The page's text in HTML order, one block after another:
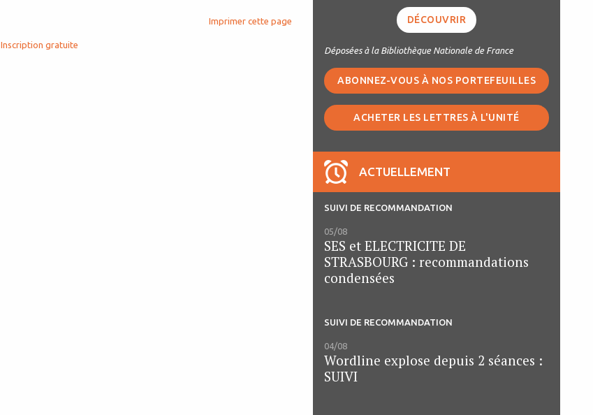
Imprimer cette page
Inscription gratuite
DÉCOUVRIR
Déposées à la Bibliothèque Nationale de France
ABONNEZ-VOUS À NOS PORTEFEUILLES
ACHETER LES LETTRES À L'UNITÉ
ACTUELLEMENT
SUIVI DE RECOMMANDATION
05/08
SES et ELECTRICITE DE
STRASBOURG : recommandations
condensées
SUIVI DE RECOMMANDATION
04/08
Wordline explose depuis 2 séances :
SUIVI